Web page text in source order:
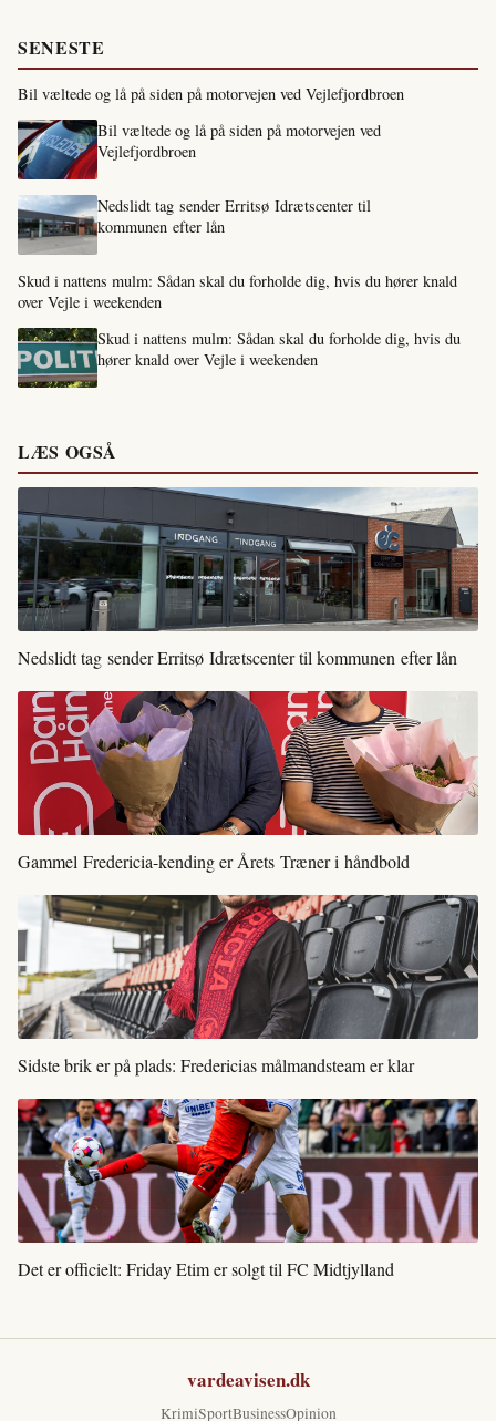
SENESTE
Bil væltede og lå på siden på motorvejen ved Vejlefjordbroen
Bil væltede og lå på siden på motorvejen ved
Vejlefjordbroen
Nedslidt tag sender Erritsø Idrætscenter til
kommunen efter lån
Skud i nattens mulm: Sådan skal du forholde dig, hvis du hører knald
over Vejle i weekenden
Skud i nattens mulm: Sådan skal du forholde dig, hvis du
hører knald over Vejle i weekenden
LÆS OGSÅ
Nedslidt tag sender Erritsø Idrætscenter til kommunen efter lån
Gammel Fredericia-kending er Årets Træner i håndbold
Sidste brik er på plads: Fredericias målmandsteam er klar
Det er officielt: Friday Etim er solgt til FC Midtjylland
vardeavisen.dk
KrimiSportBusinessOpinion